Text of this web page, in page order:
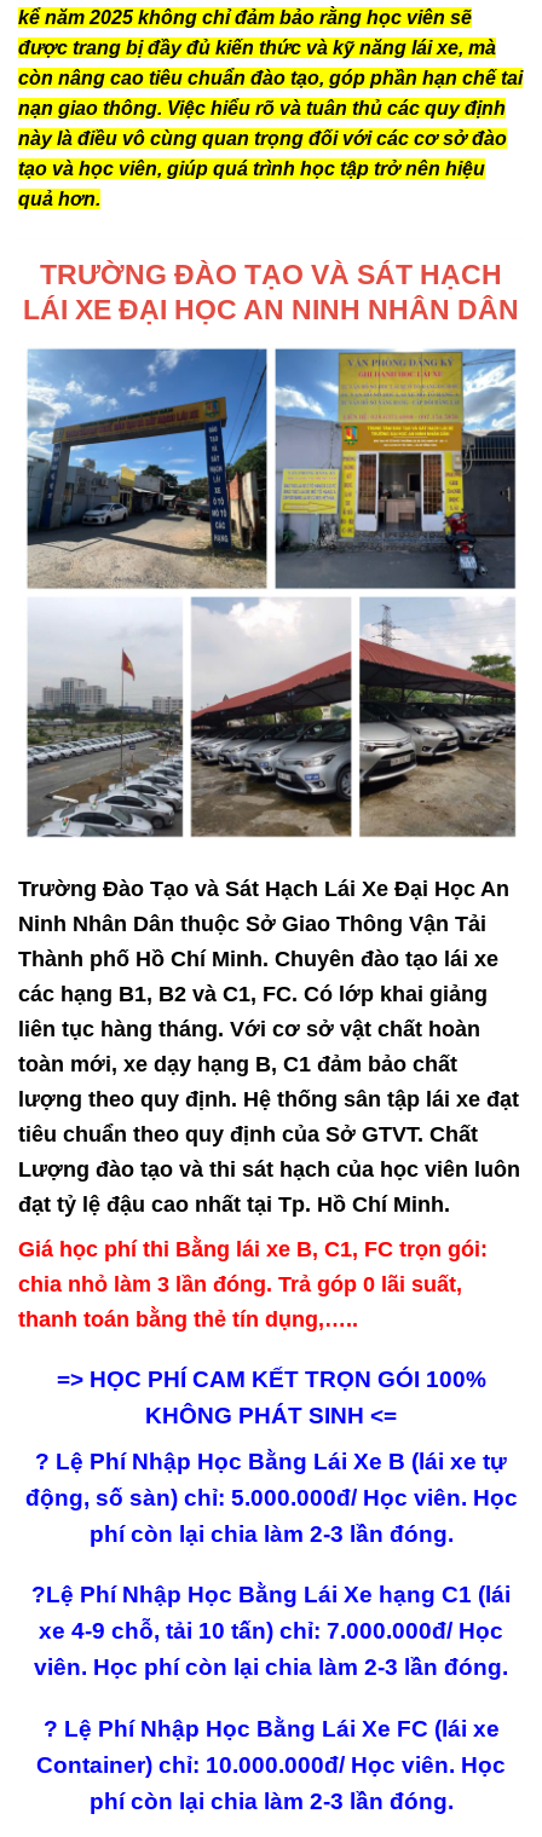
kể năm 2025 không chỉ đảm bảo rằng học viên sẽ
được trang bị đầy đủ kiến thức và kỹ năng lái xe, mà
còn nâng cao tiêu chuẩn đào tạo, góp phần hạn chế tai
nạn giao thông. Việc hiểu rõ và tuân thủ các quy định
này là điều vô cùng quan trọng đối với các cơ sở đào
tạo và học viên, giúp quá trình học tập trở nên hiệu
quả hơn.
TRƯỜNG ĐÀO TẠO VÀ SÁT HẠCH
LÁI XE ĐẠI HỌC AN NINH NHÂN DÂN
Trường Đào Tạo và Sát Hạch Lái Xe Đại Học An
Ninh Nhân Dân thuộc Sở Giao Thông Vận Tải
Thành phố Hồ Chí Minh. Chuyên đào tạo lái xe
các hạng B1, B2 và C1, FC. Có lớp khai giảng
liên tục hàng tháng. Với cơ sở vật chất hoàn
toàn mới, xe dạy hạng B, C1 đảm bảo chất
lượng theo quy định. Hệ thống sân tập lái xe đạt
tiêu chuẩn theo quy định của Sở GTVT. Chất
Lượng đào tạo và thi sát hạch của học viên luôn
đạt tỷ lệ đậu cao nhất tại Tp. Hồ Chí Minh.
Giá học phí thi Bằng lái xe B, C1, FC trọn gói:
chia nhỏ làm 3 lần đóng. Trả góp 0 lãi suất,
thanh toán bằng thẻ tín dụng,…..
=> HỌC PHÍ CAM KẾT TRỌN GÓI 100%
KHÔNG PHÁT SINH <=
? Lệ Phí Nhập Học Bằng Lái Xe B (lái xe tự
động, số sàn) chỉ: 5.000.000đ/ Học viên. Học
phí còn lại chia làm 2-3 lần đóng.
?Lệ Phí Nhập Học Bằng Lái Xe hạng C1 (lái
xe 4-9 chỗ, tải 10 tấn) chỉ: 7.000.000đ/ Học
viên. Học phí còn lại chia làm 2-3 lần đóng.
? Lệ Phí Nhập Học Bằng Lái Xe FC (lái xe
Container) chỉ: 10.000.000đ/ Học viên. Học
phí còn lại chia làm 2-3 lần đóng.